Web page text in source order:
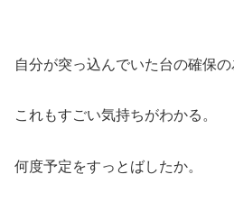
自分が突っ込んでいた台の確保の
これもすごい気持ちがわかる。
何度予定をすっとばしたか。